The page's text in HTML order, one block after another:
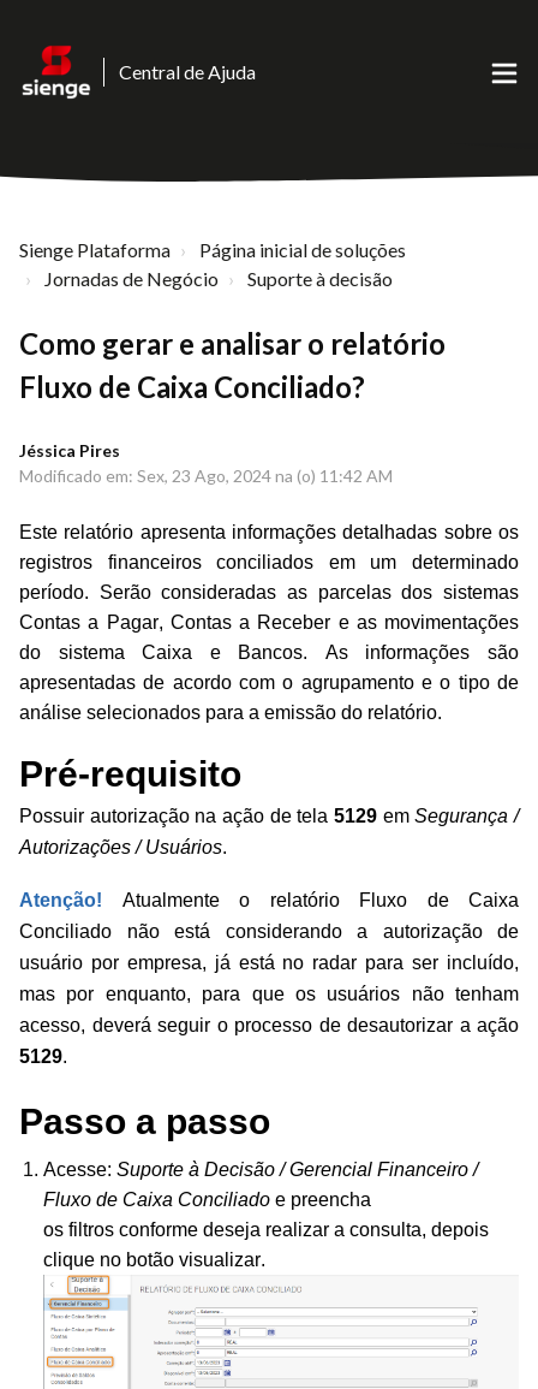
Central de Ajuda
Sienge Plataforma
Página inicial de soluções
Jornadas de Negócio
Suporte à decisão
Como gerar e analisar o relatório
Fluxo de Caixa Conciliado?
Jéssica Pires
Modificado em: Sex, 23 Ago, 2024 na (o) 11:42 AM
Este relatório apresenta informações detalhadas sobre os
registros financeiros conciliados em um determinado
período. Serão consideradas as parcelas dos sistemas
Contas a Pagar, Contas a Receber e as movimentações
do sistema Caixa e Bancos. As informações são
apresentadas de acordo com o agrupamento e o tipo de
análise selecionados para a emissão do relatório.
Pré-requisito
Possuir autorização na ação de tela 5129 emSegurança /
Autorizações / Usuários.
Atenção! Atualmente o relatório Fluxo de Caixa
Conciliado não está considerando a autorização de
usuário por empresa, já está no radar para ser incluído,
mas por enquanto, para que os usuários não tenham
acesso, deverá seguir o processo de desautorizar a ação
5129.
Passo a passo
Acesse: Suporte à Decisão / Gerencial Financeiro /
Fluxo de Caixa Conciliado e preencha
os filtros conforme deseja realizar a consulta, depois
clique no botão visualizar.